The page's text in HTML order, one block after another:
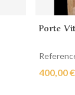
Porte
400,00 €